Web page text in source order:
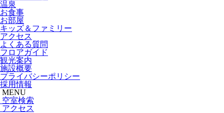
温泉
お食事
お部屋
キッズ＆ファミリー
アクセス
よくある質問
フロアガイド
観光案内
施設概要
プライバシーポリシー
採用情報
MENU
空室検索
アクセス